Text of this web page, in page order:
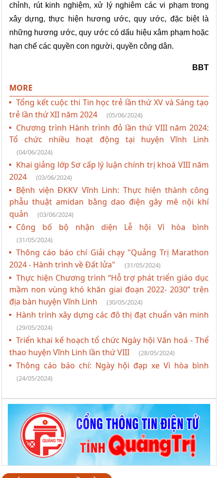
chỉnh, rút kinh nghiệm, xử lý nghiêm các vi phạm trong
xây dựng, thực hiện hương ước, quy ước, đặc biệt là
những hương ước, quy ước có dấu hiệu xâm phạm hoặc
hạn chế các quyền con người, quyền công dân.
BBT
MORE
Tổng kết cuộc thi Tin học trẻ lần thứ XV và Sáng tạo
trẻ lần thứ XII năm 2024
(05/06/2024)
Chương trình Hành trình đỏ lần thứ VIII năm 2024:
Tổ chức nhiều hoạt động tại huyện Vĩnh Linh
(04/06/2024)
Khai giảng lớp Sơ cấp lý luận chính trị khoá VIII năm
2024
(03/06/2024)
Bệnh viện ĐKKV Vĩnh Linh: Thực hiện thành công
phẫu thuật amidan bằng dao điện gây mê nội khí
quản
(03/06/2024)
Công bố bộ nhận diện Lễ hội Vì hòa bình
(31/05/2024)
Thông cáo báo chí Giải chạy "Quảng Trị Marathon
2024 - Hành trình về Đất lửa"
(31/05/2024)
Thực hiện Chương trình “Hỗ trợ phát triển giáo dục
mầm non vùng khó khăn giai đoạn 2022- 2030” trên
địa bàn huyện Vĩnh Linh
(30/05/2024)
Hành trình xây dựng các đô thị đạt chuẩn văn minh
(29/05/2024)
Triển khai kế hoạch tổ chức Ngày hội Văn hoá - Thể
thao huyện Vĩnh Linh lần thứ VIII
(28/05/2024)
Thông cáo báo chí: Ngày hội đạp xe Vì hòa bình
(24/05/2024)